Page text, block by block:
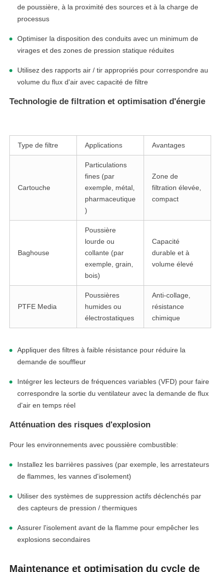
de poussière, à la proximité des sources et à la charge de
processus
Optimiser la disposition des conduits avec un minimum de
virages et des zones de pression statique réduites
Utilisez des rapports air / tir appropriés pour correspondre au
volume du flux d'air avec capacité de filtre
Technologie de filtration et optimisation d'énergie
Type de filtre Applications Avantages
Cartouche
Particulations
fines (par
exemple, métal,
pharmaceutique
)
Zone de
filtration élevée,
compact
Baghouse
Poussière
lourde ou
collante (par
exemple, grain,
bois)
Capacité
durable et à
volume élevé
PTFE Media
Poussières
humides ou
électrostatiques
Anti-collage,
résistance
chimique
Appliquer des filtres à faible résistance pour réduire la
demande de souffleur
Intégrer les lecteurs de fréquences variables (VFD) pour faire
correspondre la sortie du ventilateur avec la demande de flux
d'air en temps réel
Atténuation des risques d'explosion
Pour les environnements avec poussière combustible:
Installez les barrières passives (par exemple, les arrestateurs
de flammes, les vannes d'isolement)
Utiliser des systèmes de suppression actifs déclenchés par
des capteurs de pression / thermiques
Assurer l'isolement avant de la flamme pour empêcher les
explosions secondaires
Maintenance et optimisation du cycle de